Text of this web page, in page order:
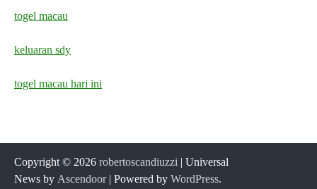
togel macau
keluaran sdy
togel macau hari ini
Copyright © 2026 robertoscandiuzzi | Universal
News by Ascendoor| Powered by WordPress.